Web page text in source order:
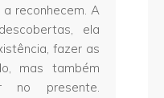
reconhecem. A
ela
fazer as
mas também
no presente.